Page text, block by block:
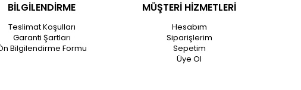
BİLGİLENDİRME
Teslimat Koşulları
Garanti Şartları
Bilgilendirme Formu
MÜŞTERİ HİZMETLERİ
Hesabım
Siparişlerim
Sepetim
Üye Ol